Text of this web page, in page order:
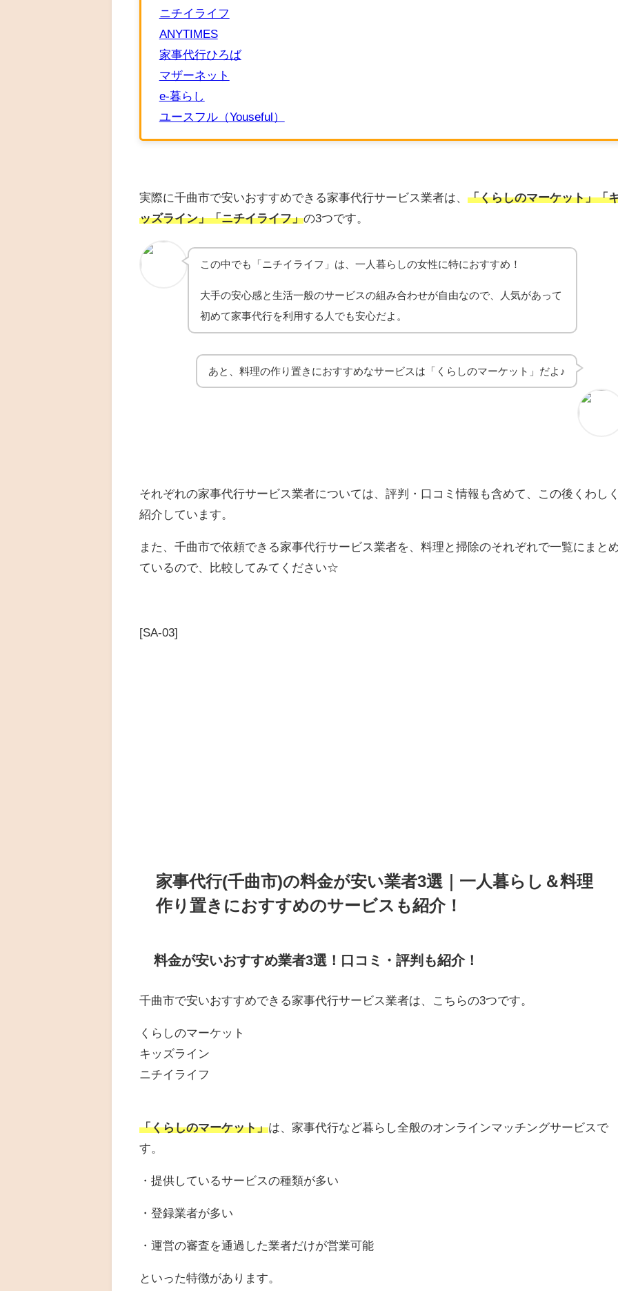
ニチイライフ
ANYTIMES
家事代行ひろば
マザーネット
e-暮らし
ユースフル（Youseful）
実際に千曲市で安いおすすめできる家事代行サービス業者は、「くらしのマーケット」「
ッズライン」「ニチイライフ」の3つです。
この中でも「ニチイライフ」は、一人暮らしの女性に特におすすめ！
大手の安心感と生活一般のサービスの組み合わせが自由なので、人気があって
初めて家事代行を利用する人でも安心だよ。
あと、料理の作り置きにおすすめなサービスは「くらしのマーケット」だよ♪
それぞれの家事代行サービス業者については、評判・口コミ情報も含めて、この後くわし
紹介しています。
また、千曲市で依頼できる家事代行サービス業者を、料理と掃除のそれぞれで一覧にまと
ているので、比較してみてください☆
[SA-03]
家事代行(千曲市)の料金が安い業者3選｜一人暮らし＆料理
作り置きにおすすめのサービスも紹介！
料金が安いおすすめ業者3選！口コミ・評判も紹介！
千曲市で安いおすすめできる家事代行サービス業者は、こちらの3つです。
くらしのマーケット
キッズライン
ニチイライフ
「くらしのマーケット」は、家事代行など暮らし全般のオンラインマッチングサービスで
す。
・提供しているサービスの種類が多い
・登録業者が多い
・運営の審査を通過した業者だけが営業可能
といった特徴があります。